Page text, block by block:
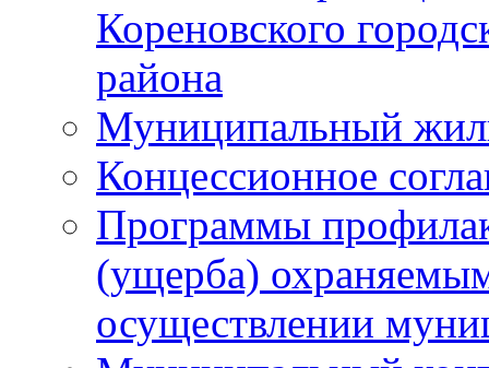
Кореновского
района
Муниципальный
Концессионное
Программы
(ущерба)
осуществлении